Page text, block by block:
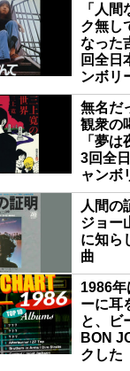
「人
ク無し
なった
回全日
ンボリ
無名だ
観衆の
「夢
3回全
ャンボ
人間の
ジョー
に知ら
曲
1986年
ーに耳
と、ビ
BON
クした